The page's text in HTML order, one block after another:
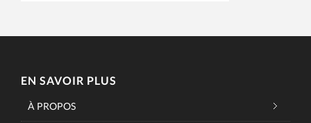
EN SAVOIR PLUS
À PROPOS